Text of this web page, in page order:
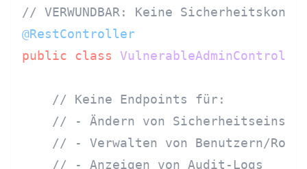
// VERWUNDBAR: Keine
@RestController
public
class
// Keine Endpoints für:
// - Ändern von
// - Verwalten von Benutzern/
// - Anzeigen von Audit-Logs